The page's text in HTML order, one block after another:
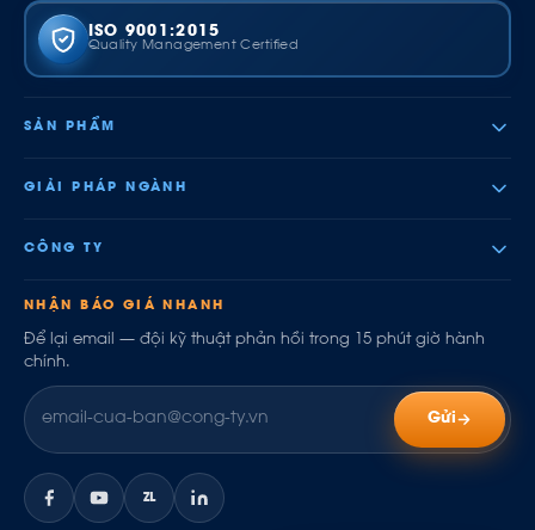
ISO 9001:2015
Quality Management Certified
SẢN PHẨM
GIẢI PHÁP NGÀNH
CÔNG TY
NHẬN BÁO GIÁ NHANH
Để lại email — đội kỹ thuật phản hồi trong 15 phút giờ hành
chính.
Gửi
ZL